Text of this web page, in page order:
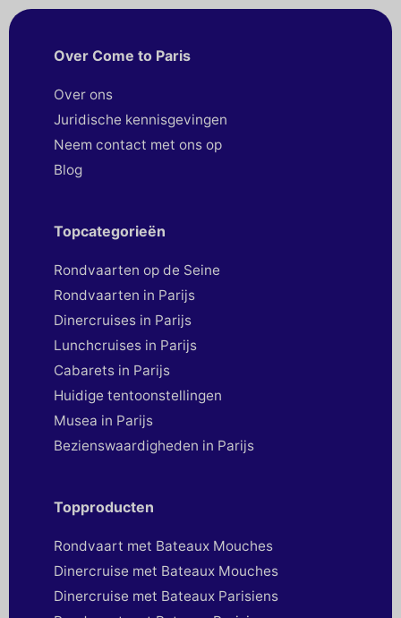
Over Come to Paris
Over ons
Juridische kennisgevingen
Neem contact met ons op
Blog
Topcategorieën
Rondvaarten op de Seine
Rondvaarten in Parijs
Dinercruises in Parijs
Lunchcruises in Parijs
Cabarets in Parijs
Huidige tentoonstellingen
Musea in Parijs
Bezienswaardigheden in Parijs
Topproducten
Rondvaart met Bateaux Mouches
Dinercruise met Bateaux Mouches
Dinercruise met Bateaux Parisiens